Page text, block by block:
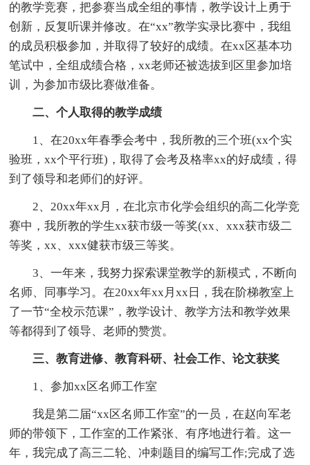
的教学竞赛，把参赛当成全组的事情，教学设计上勇于
创新，反复听课并修改。在“xx”教学实录比赛中，我组
的成员积极参加，并取得了较好的成绩。在xx区基本功
笔试中，全组成绩合格，xx老师还被选拔到区里参加培
训，为参加市级比赛做准备。
二、个人取得的教学成绩
1、在20xx年春季会考中，我所教的三个班(xx个实
验班，xx个平行班)，取得了会考及格率xx的好成绩，得
到了领导和老师们的好评。
2、20xx年xx月，在北京市化学会组织的高二化学竞
赛中，我所教的学生xx获市级一等奖(xx、xxx获市级二
等奖，xx、xxx健获市级三等奖。
3、一年来，我努力探索课堂教学的新模式，不断向
名师、同事学习。在20xx年xx月xx日，我在阶梯教室上
了一节“全校示范课”，教学设计、教学方法和教学效果
等都得到了领导、老师的赞赏。
三、教育进修、教育科研、社会工作、论文获奖
1、参加xx区名师工作室
我是第二届“xx区名师工作室”的一员，在赵向军老
师的带领下，工作室的工作紧张、有序地进行着。这一
年，我完成了高三二轮、冲刺题目的编写工作;完成了选